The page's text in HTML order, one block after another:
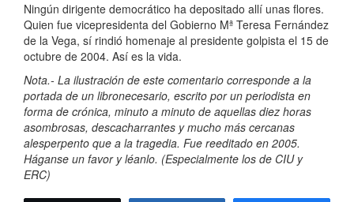
Ningún dirigente democrático ha depositado allí unas flores.
Quien fue vicepresidenta del Gobierno Mª Teresa Fernández
de la Vega, sí rindió homenaje al presidente golpista el 15 de
octubre de 2004. Así es la vida.
Nota.- La ilustración de este comentario corresponde a la
portada de un libronecesario, escrito por un periodista en
forma de crónica, minuto a minuto de aquellas diez horas
asombrosas, descacharrantes y mucho más cercanas
alesperpento que a la tragedia. Fue reeditado en 2005.
Háganse un favor y léanlo. (Especialmente los de CIU y
ERC)